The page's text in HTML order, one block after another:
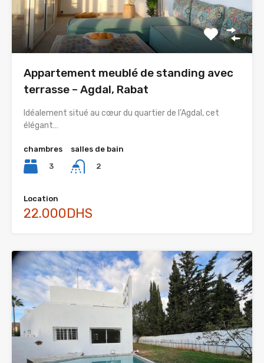
Appartement meublé de standing avec
terrasse – Agdal, Rabat
Idéalement situé au cœur du quartier de l’Agdal, cet
élégant…
chambres
3
salles de bain
2
Location
22.000DHS